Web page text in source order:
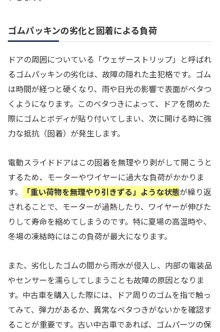
ゴムパッキンの劣化と固着による負荷
ドアの周囲についている「ウェザーストリップ」と呼ばれ
るゴムパッキンの劣化は、故障の隠れた主犯格です。ゴム
は時間が経つと硬くなり、雨や日光の影響で表面がベタつ
くようになります。このベタつきによって、ドアを閉めた
際にゴムとボディが貼り付いてしまい、次に開ける時に強
力な抵抗（固着）が発生します。
電動スライドドアはこの固着を無理やり剥がして開こうと
するため、モーターやワイヤーに過大な負荷がかかりま
す。
「重い荷物を無理やり引きずる」ような状態が繰り返
されることで、モーターが過熱したり、ワイヤーが伸びた
りして寿命を縮めてしまうのです。特に夏場の高温時や、
冬場の凍結時にはこの負荷が最大になります。
また、劣化したゴムの間から雨水が侵入し、内部の電装品
やセンサーを濡らしてしまうことも故障の原因となりま
す。中古車を購入した際には、ドア周りのゴムを指で触っ
てみて、弾力があるか、異常なベタつきがないかを確認す
ることが重要です。古い中古車であれば、ゴムパーツの保